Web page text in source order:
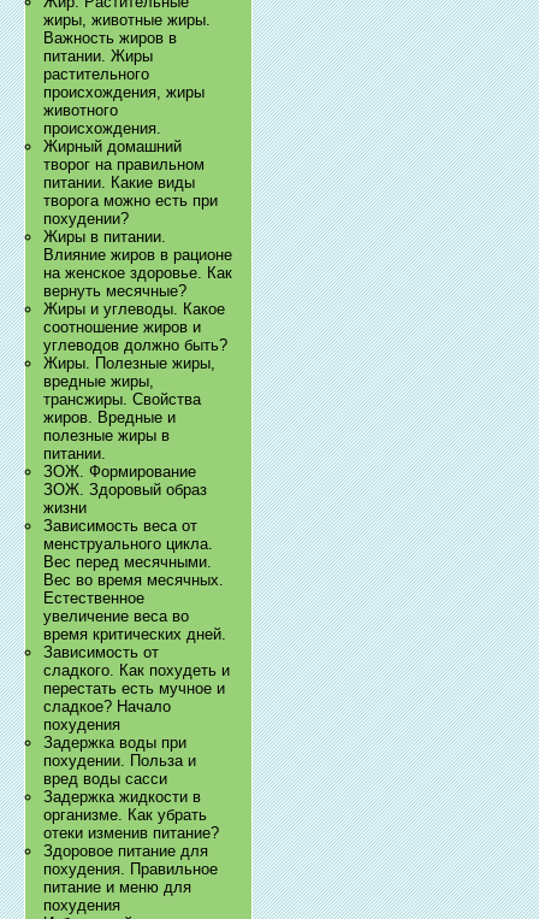
жиры, животные жиры.
Важность жиров в
питании. Жиры
растительного
происхождения, жиры
животного
происхождения.
Жирный домашний
творог на правильном
питании. Какие виды
творога можно есть при
похудении?
Жиры в питании.
Влияние жиров в рационе
на женское здоровье. Как
вернуть месячные?
Жиры и углеводы. Какое
соотношение жиров и
углеводов должно быть?
Жиры. Полезные жиры,
вредные жиры,
трансжиры. Свойства
жиров. Вредные и
полезные жиры в
питании.
ЗОЖ. Формирование
ЗОЖ. Здоровый образ
жизни
Зависимость веса от
менструального цикла.
Вес перед месячными.
Вес во время месячных.
Естественное
увеличение веса во
время критических дней.
Зависимость от
сладкого. Как похудеть и
перестать есть мучное и
сладкое? Начало
похудения
Задержка воды при
похудении. Польза и
вред воды сасси
Задержка жидкости в
организме. Как убрать
отеки изменив питание?
Здоровое питание для
похудения. Правильное
питание и меню для
похудения